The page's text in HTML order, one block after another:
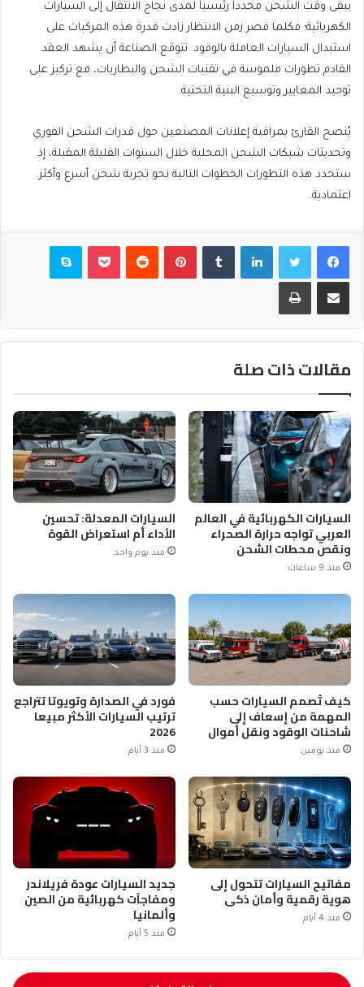
يبقى وقت الشحن محدداً رئيسياً لمدى نجاح الانتقال إلى السيارات
الكهربائية؛ فكلما قصر زمن الانتظار زادت قدرة هذه المركبات على
استبدال السيارات العاملة بالوقود. تتوقع الصناعة أن يشهد العقد
القادم تطورات ملموسة في تقنيات الشحن والبطاريات، مع تركيز على
توحيد المعايير وتوسيع البنية التحتية.
يُنصح القارئ بمراقبة إعلانات المصنعين حول قدرات الشحن الفوري
وتحديثات شبكات الشحن المحلية خلال السنوات القليلة المقبلة، إذ
ستحدد هذه التطورات الخطوات التالية نحو تجربة شحن أسرع وأكثر
اعتمادية.
فيسبوكتويتر لينكدإن بينتيريست بوكيت سكايب
مشاركة عبر البريد طباعة
مقالات ذات صلة
السيارات الكهربائية في العالم
العربي تواجه حرارة الصحراء
ونقص محطات الشحن
منذ 9 ساعات
السيارات المعدلة: تحسين
الأداء أم استعراض القوة
منذ يوم واحد
كيف تُصمم السيارات حسب
المهمة من إسعاف إلى
شاحنات الوقود ونقل أموال
منذ يومين
فورد في الصدارة وتويوتا تتراجع
ترتيب السيارات الأكثر مبيعا
2026
منذ 3 أيام
مفاتيح السيارات تتحول إلى
هوية رقمية وأمان ذكي
منذ 4 أيام
جديد السيارات عودة فريلاندر
ومفاجآت كهربائية من الصين
وألمانيا
منذ 5 أيام